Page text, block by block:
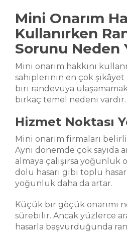
Mini Onarım
Kullanırken
Sorunu Neden
Mini onarım hakkını
sahiplerinin en çok
biri randevuya
birkaç temel nedeni vardır.
Hizmet Noktası
Mini onarım firmaları belirli
Aynı dönemde çok sayıda
almaya çalışırsa yoğunluk
dolu hasarı gibi toplu
yoğunluk daha da artar.
Küçük bir göçük onarımı
sürebilir. Ancak yüzlerce
hasarla başvurduğunda